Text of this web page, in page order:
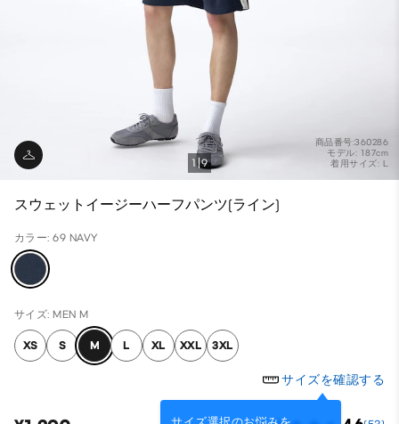
商品番号:360286
モデル: 187cm
着用サイズ: L
1 9
スウェットイージーハーフパンツ(ライン)
カラー: 69 NAVY
サイズ: MEN M
XS S M L XL XXL 3XL
サイズを確認する